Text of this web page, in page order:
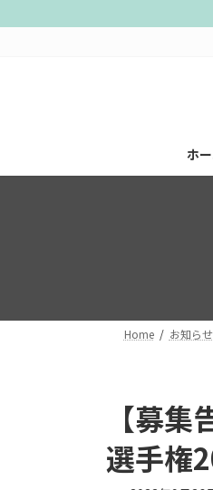
ン
ビ
ホ
Home お知らせ
【募
選手権